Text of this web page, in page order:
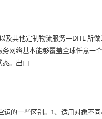
及其他定制物流服务—DHL 所
网络基本能够覆盖全球任意一
态。出口
的一些区别。1、适用对象不